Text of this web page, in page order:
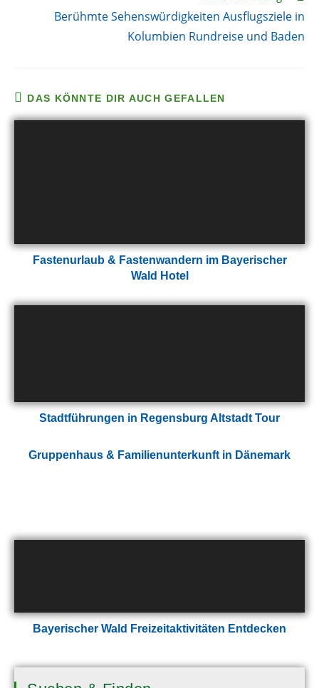
Berühmte Sehenswürdigkeiten Ausflugsziele in
Kolumbien Rundreise und Baden
DAS KÖNNTE DIR AUCH GEFALLEN
Fastenurlaub & Fastenwandern im Bayerischer
Wald Hotel
Stadtführungen in Regensburg Altstadt Tour
Gruppenhaus & Familienunterkunft in Dänemark
Bayerischer Wald Freizeitaktivitäten Entdecken